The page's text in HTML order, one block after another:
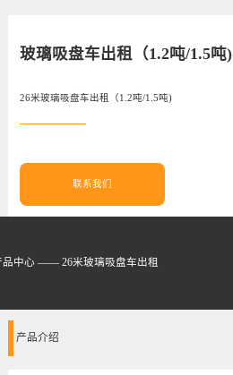
玻璃吸盘车出租（1.2吨/1.5吨)
26米玻璃吸盘车出租（1.2吨/1.5吨)
联系我们
品中心 —— 26米玻璃吸盘车出租
产品介绍